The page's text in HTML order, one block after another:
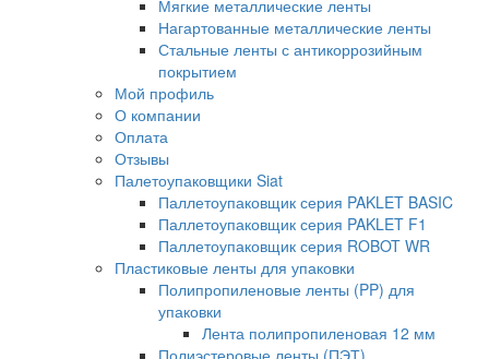
Мягкие металлические ленты
Нагартованные металлические ленты
Стальные ленты с антикоррозийным
покрытием
Мой профиль
О компании
Оплата
Отзывы
Палетоупаковщики Siat
Паллетоупаковщик серия PAKLET BASIC
Паллетоупаковщик серия PAKLET F1
Паллетоупаковщик серия ROBOT WR
Пластиковые ленты для упаковки
Полипропиленовые ленты (PP) для
упаковки
Лента полипропиленовая 12 мм